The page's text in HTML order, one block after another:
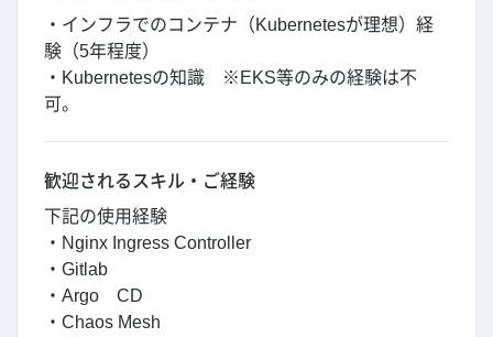
・インフラでのコンテナ（Kubernetesが理想）経
験（5年程度）
・Kubernetesの知識 ※EKS等のみの経験は不
可。
歓迎されるスキル・ご経験
下記の使用経験
・Nginx Ingress Controller
・Gitlab
・Argo CD
・Chaos Mesh